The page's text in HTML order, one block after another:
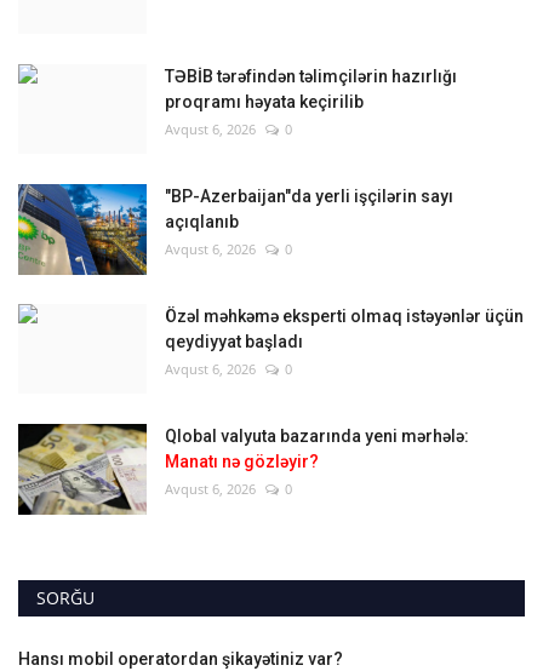
TƏBİB tərəfindən təlimçilərin hazırlığı
proqramı həyata keçirilib
Avqust 6, 2026 0
"BP-Azerbaijan"da yerli işçilərin sayı
açıqlanıb
Avqust 6, 2026 0
Özəl məhkəmə eksperti olmaq istəyənlər üçün
qeydiyyat başladı
Avqust 6, 2026 0
Qlobal valyuta bazarında yeni mərhələ:
Manatı nə gözləyir?
Avqust 6, 2026 0
SORĞU
Hansı mobil operatordan şikayətiniz var?